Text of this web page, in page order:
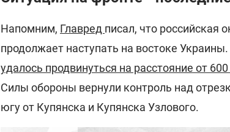
Напомним, Главред писал, что российская
продолжает наступать на востоке
удалось продвинуться на расстояние от
Силы обороны вернули контроль над
югу от Купянска и Купянска Узлового.